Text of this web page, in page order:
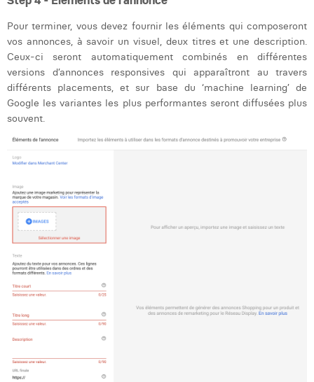
Pour terminer, vous devez fournir les éléments qui composeront
vos annonces, à savoir un visuel, deux titres et une description.
Ceux-ci seront automatiquement combinés en différentes
versions d’annonces responsives qui apparaîtront au travers
différents placements, et sur base du ‘machine learning’ de
Google les variantes les plus performantes seront diffusées plus
souvent.